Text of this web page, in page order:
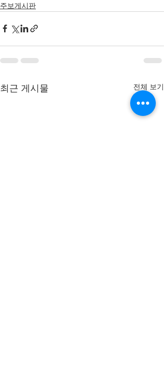
주보게시판
최근 게시물 전체 보기